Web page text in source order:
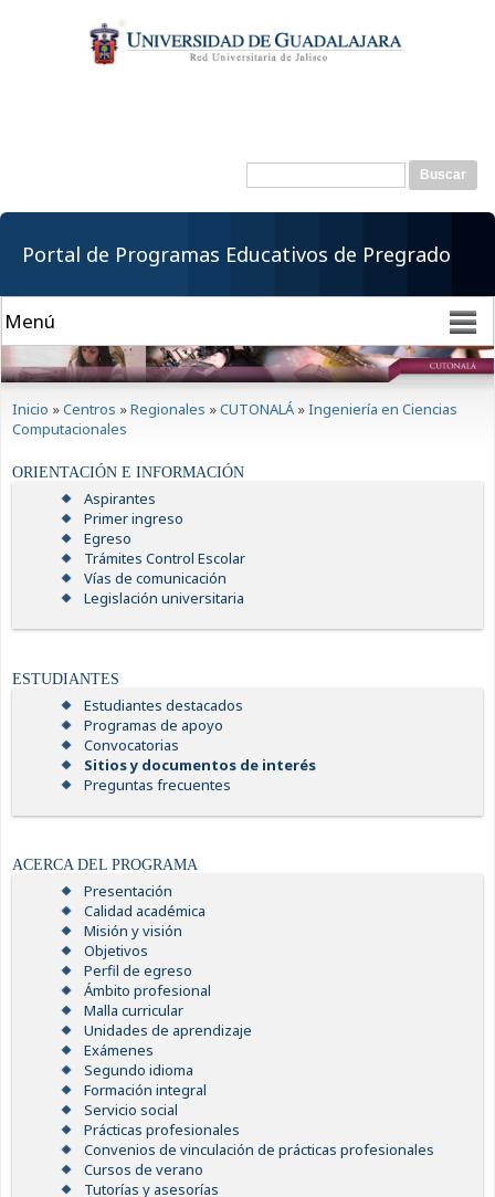
contenido
principal
Formulario de
Buscar
Portal de Programas Educativos de Pregrado
Inicio »Centros »Regionales »CUTONALÁ »Ingeniería en Ciencias
Computacionales
ORIENTACIÓN E INFORMACIÓN
Aspirantes
Primer ingreso
Egreso
Trámites Control Escolar
Vías de comunicación
Legislación universitaria
ESTUDIANTES
Estudiantes destacados
Programas de apoyo
Convocatorias
Sitios y documentos de interés
Preguntas frecuentes
ACERCA DEL PROGRAMA
Presentación
Calidad académica
Misión y visión
Objetivos
Perfil de egreso
Ámbito profesional
Malla curricular
Unidades de aprendizaje
Exámenes
Segundo idioma
Formación integral
Servicio social
Prácticas profesionales
Convenios de vinculación de prácticas profesionales
Cursos de verano
Tutorías y asesorías